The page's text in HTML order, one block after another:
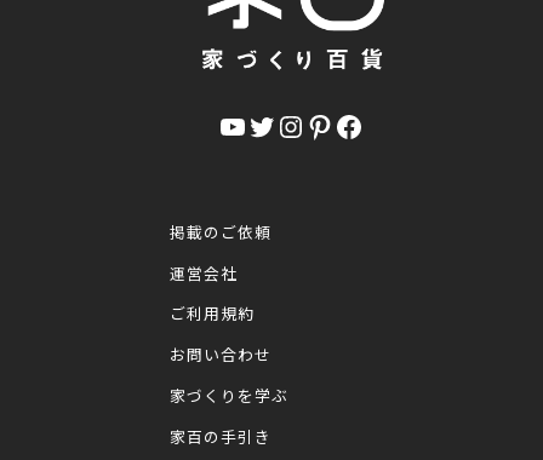
YouTube Twitter InstagramPinterest Facebook
掲載のご依頼
運営会社
ご利用規約
お問い合わせ
家づくりを学ぶ
家百の手引き